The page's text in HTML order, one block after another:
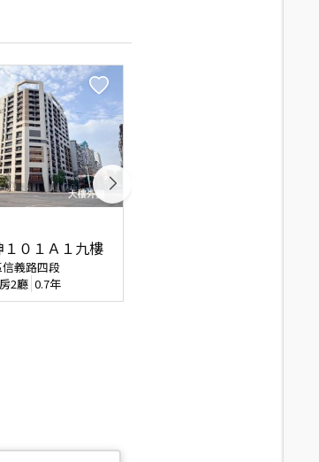
０１Ａ１九樓
義路四段
2廳 0.7年